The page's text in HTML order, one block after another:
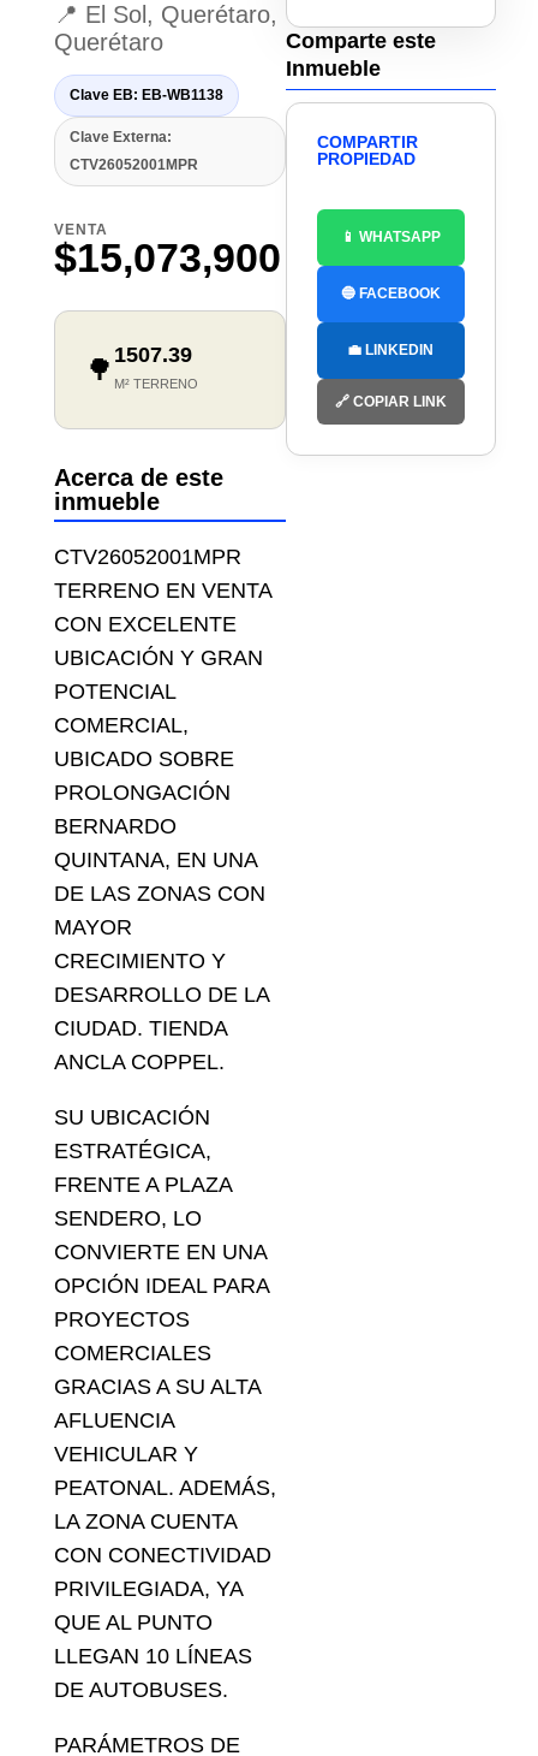
📍 El Sol, Querétaro,
Querétaro
Clave EB: EB-WB1138
Clave Externa:
CTV26052001MPR
VENTA
$15,073,900
🌳 1507.39
M² TERRENO
Acerca de este
inmueble
CTV26052001MPR
TERRENO EN VENTA
CON EXCELENTE
UBICACIÓN Y GRAN
POTENCIAL
COMERCIAL,
UBICADO SOBRE
PROLONGACIÓN
BERNARDO
QUINTANA, EN UNA
DE LAS ZONAS CON
MAYOR
CRECIMIENTO Y
DESARROLLO DE LA
CIUDAD. TIENDA
ANCLA COPPEL.
SU UBICACIÓN
ESTRATÉGICA,
FRENTE A PLAZA
SENDERO, LO
CONVIERTE EN UNA
OPCIÓN IDEAL PARA
PROYECTOS
COMERCIALES
GRACIAS A SU ALTA
AFLUENCIA
VEHICULAR Y
PEATONAL. ADEMÁS,
LA ZONA CUENTA
CON CONECTIVIDAD
PRIVILEGIADA, YA
QUE AL PUNTO
LLEGAN 10 LÍNEAS
DE AUTOBUSES.
PARÁMETROS DE
Comparte este
Inmueble
COMPARTIR
PROPIEDAD
📱 WHATSAPP
🔵 FACEBOOK
💼 LINKEDIN
🔗 COPIAR LINK